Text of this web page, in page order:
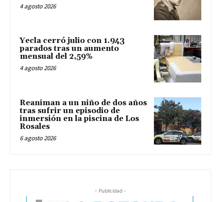
4 agosto 2026
Yecla cerró julio con 1.943
parados tras un aumento
mensual del 2,59%
4 agosto 2026
Reaniman a un niño de dos años
tras sufrir un episodio de
inmersión en la piscina de Los
Rosales
6 agosto 2026
- Publicidad -